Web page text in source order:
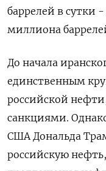
баррелей в сутки
миллиона
До начала
единственным
российской
санкциями.
США Дональда
российскую